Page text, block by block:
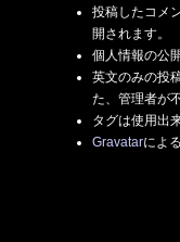
投稿したコメ
開されます。
個人情報の公
英文のみの投
た、管理者が
タグは使用出
Gravatarによ